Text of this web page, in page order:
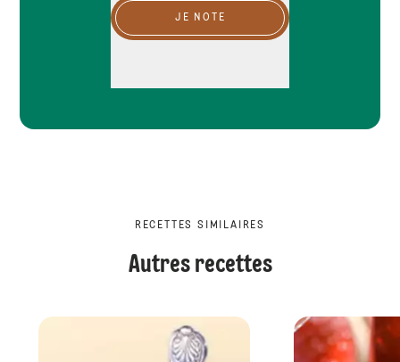
JE NOTE
RECETTES SIMILAIRES
Autres recettes